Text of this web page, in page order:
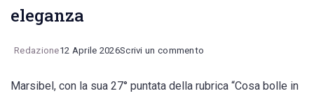
eleganza
Redazione12 Aprile 2026Scrivi un commento
Mafaldine
Marsibel, con la sua 27° puntata della rubrica “Cosa bolle in